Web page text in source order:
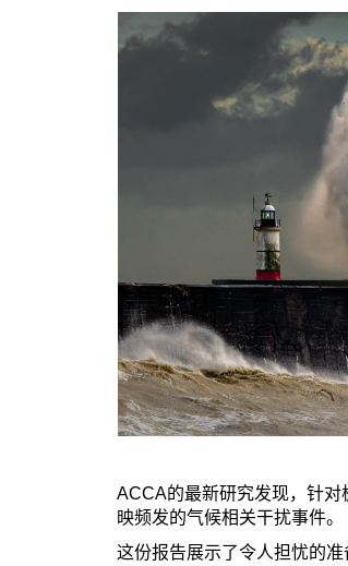
ACCA的最新研究发现，针对
映频发的气候相关干扰事件。
这份报告展示了令人担忧的